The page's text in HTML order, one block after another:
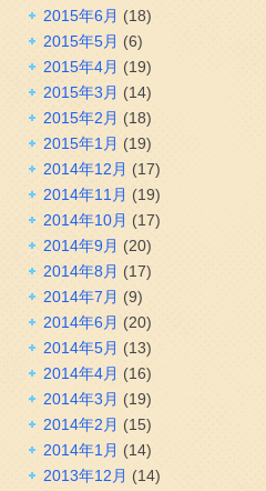
2015年6月 (18)
2015年5月 (6)
2015年4月 (19)
2015年3月 (14)
2015年2月 (18)
2015年1月 (19)
2014年12月 (17)
2014年11月 (19)
2014年10月 (17)
2014年9月 (20)
2014年8月 (17)
2014年7月 (9)
2014年6月 (20)
2014年5月 (13)
2014年4月 (16)
2014年3月 (19)
2014年2月 (15)
2014年1月 (14)
2013年12月 (14)